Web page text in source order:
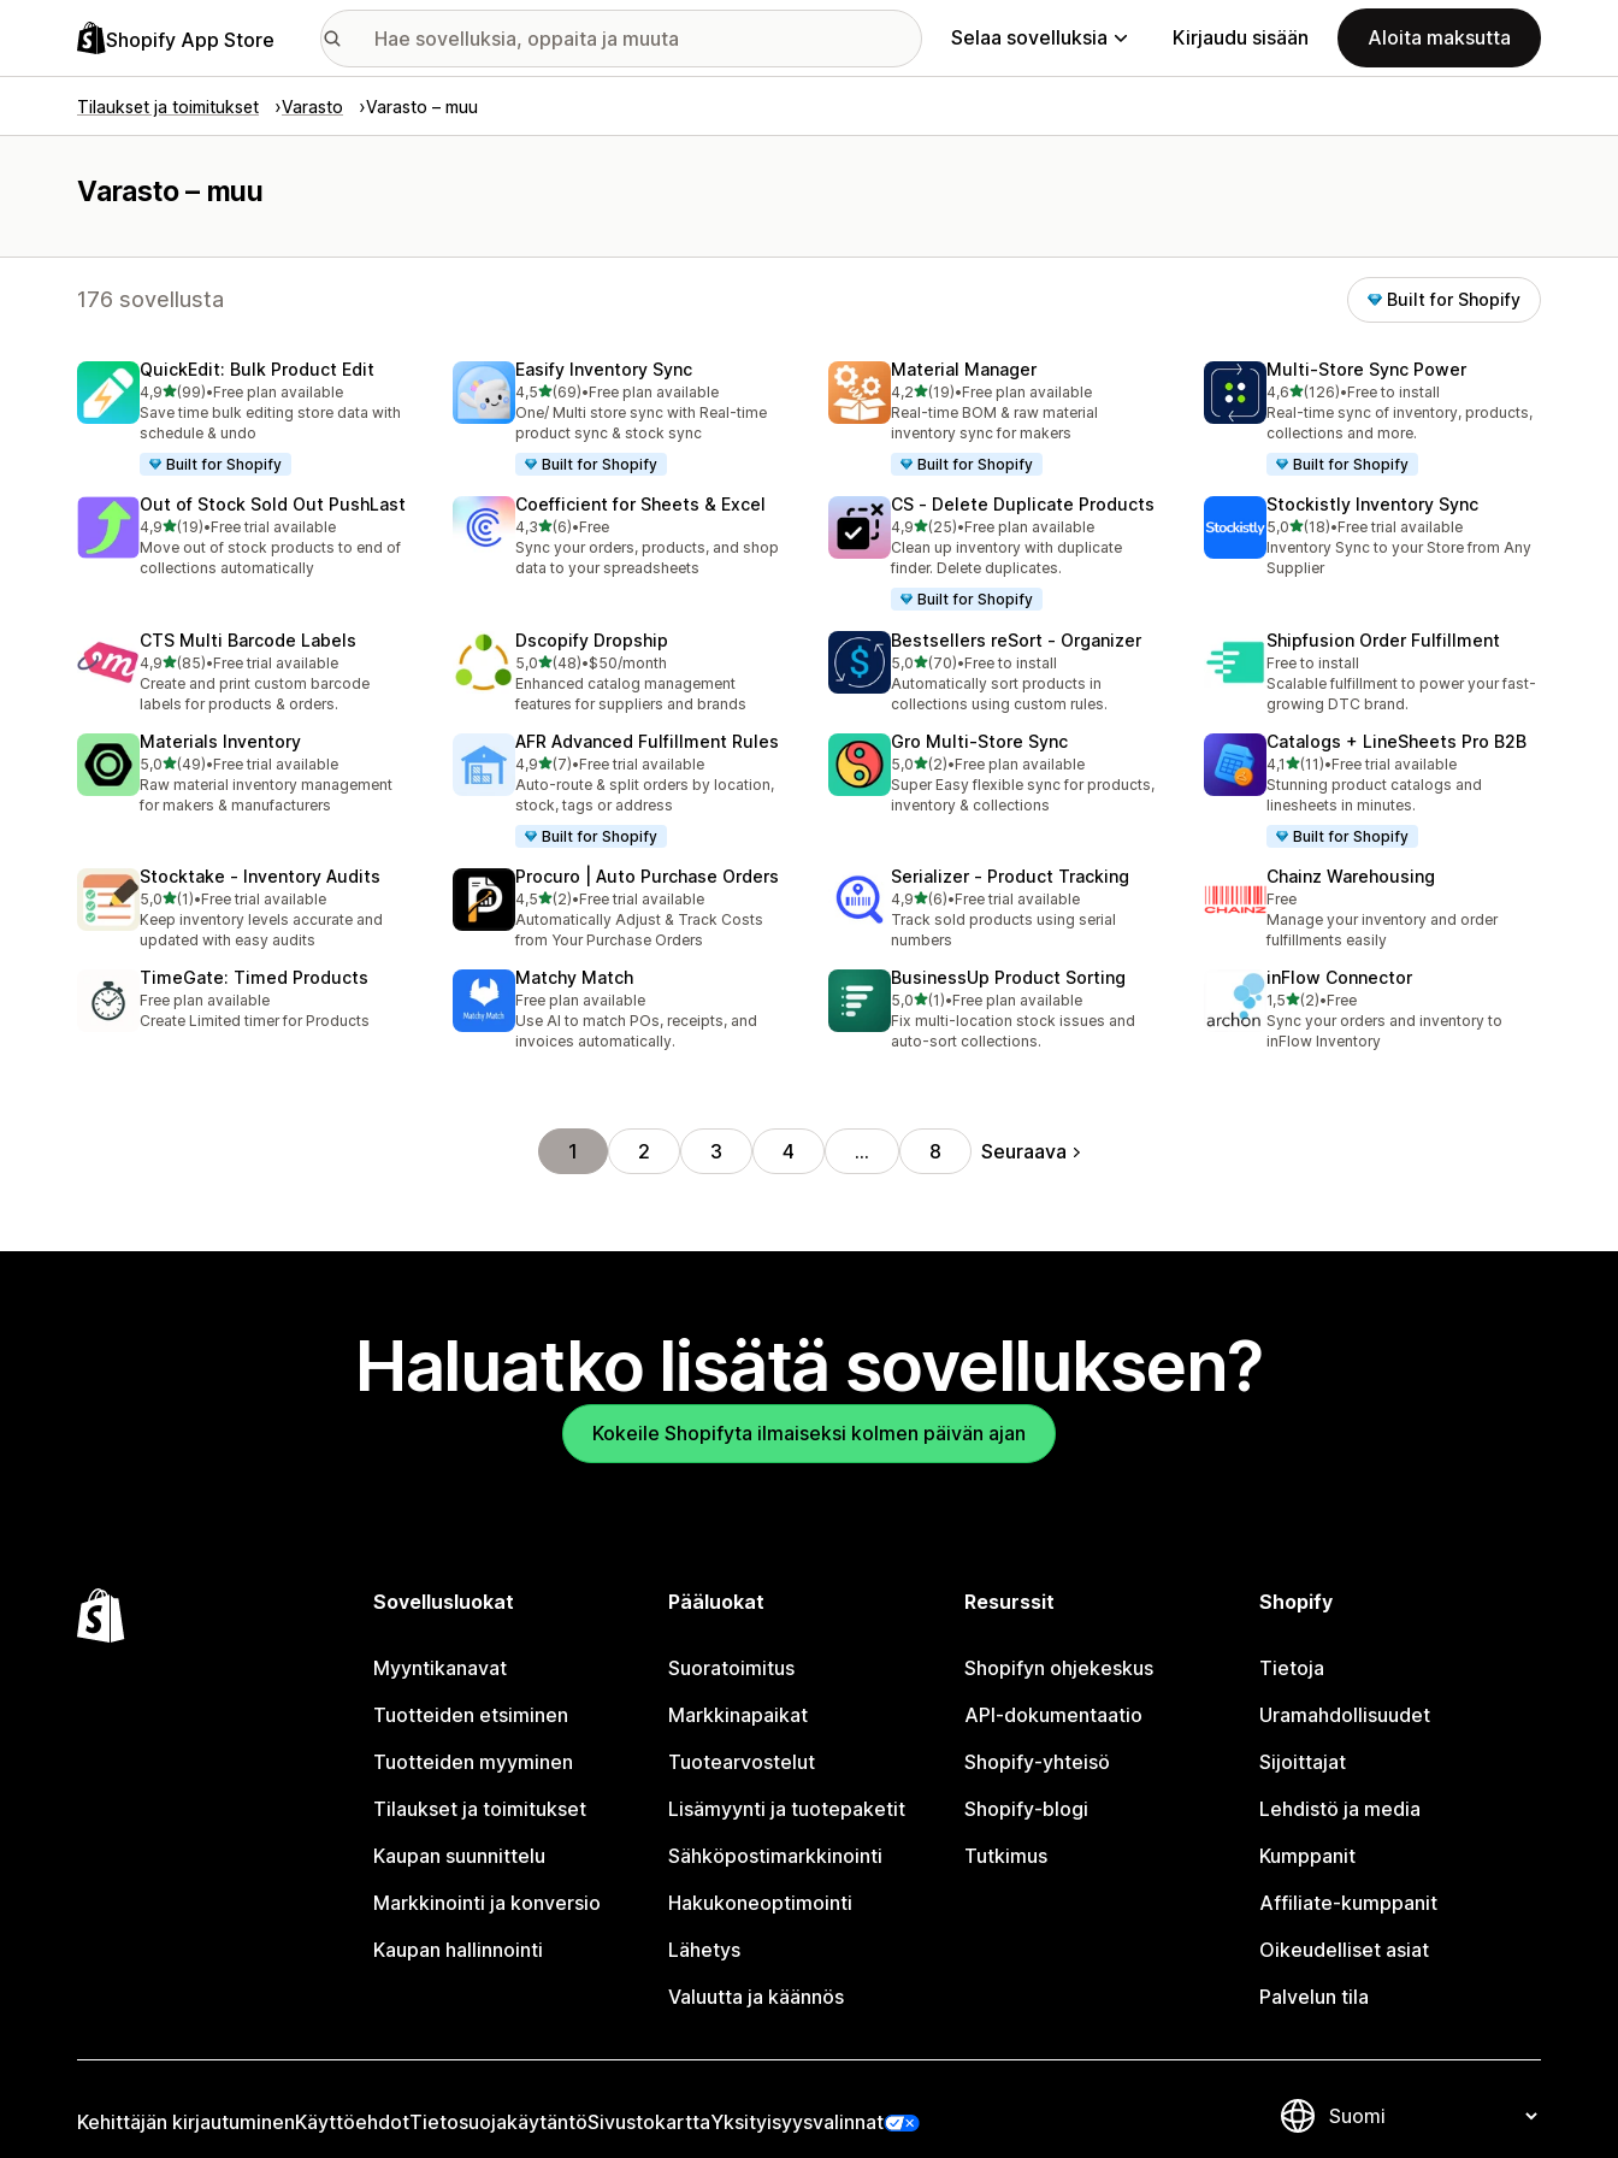
Shopify App Store Selaa sovelluksia Kirjaudu sisään Aloita maksutta
Tilaukset ja toimitukset Varasto Varasto – muu
Varasto – muu
176 sovellusta Built for Shopify
QuickEdit: Bulk Product Edit
4,9/ 5 tähteä
(99)
99 arvostelua yhteensä
•Free plan available
Save time bulk editing store data with
schedule & undo
Built for Shopify
Easify Inventory Sync
4,5/ 5 tähteä
(69)
69 arvostelua yhteensä
•Free plan available
One/ Multi store sync with Real-time
product sync & stock sync
Built for Shopify
Material Manager
4,2/ 5 tähteä
(19)
19 arvostelua yhteensä
•Free plan available
Real-time BOM & raw material
inventory sync for makers
Built for Shopify
Multi‑Store Sync Power
4,6/ 5 tähteä
(126)
126 arvostelua yhteensä
•Free to install
Real-time sync of inventory, products,
collections and more.
Built for Shopify
Out of Stock Sold Out PushLast
4,9/ 5 tähteä
(19)
19 arvostelua yhteensä
•Free trial available
Move out of stock products to end of
collections automatically
Coefficient for Sheets & Excel
4,3/ 5 tähteä
(6)
6 arvostelua yhteensä
•Free
Sync your orders, products, and shop
data to your spreadsheets
CS ‑ Delete Duplicate Products
4,9/ 5 tähteä
(25)
25 arvostelua yhteensä
•Free plan available
Clean up inventory with duplicate
finder. Delete duplicates.
Built for Shopify
Stockistly Inventory Sync
5,0/ 5 tähteä
(18)
18 arvostelua yhteensä
•Free trial available
Inventory Sync to your Store from Any
Supplier
CTS Multi Barcode Labels
4,9/ 5 tähteä
(85)
85 arvostelua yhteensä
•Free trial available
Create and print custom barcode
labels for products & orders.
Dscopify Dropship
5,0/ 5 tähteä
(48)
48 arvostelua yhteensä
•$50/month
Enhanced catalog management
features for suppliers and brands
Bestsellers reSort ‑ Organizer
5,0/ 5 tähteä
(70)
70 arvostelua yhteensä
•Free to install
Automatically sort products in
collections using custom rules.
Shipfusion Order Fulfillment
Free to install
Scalable fulfillment to power your fast-
growing DTC brand.
Materials Inventory
5,0/ 5 tähteä
(49)
49 arvostelua yhteensä
•Free trial available
Raw material inventory management
for makers & manufacturers
AFR Advanced Fulfillment Rules
4,9/ 5 tähteä
(7)
7 arvostelua yhteensä
•Free trial available
Auto-route & split orders by location,
stock, tags or address
Built for Shopify
Gro Multi‑Store Sync
5,0/ 5 tähteä
(2)
2 arvostelua yhteensä
•Free plan available
Super Easy flexible sync for products,
inventory & collections
Catalogs + LineSheets Pro B2B
4,1/ 5 tähteä
(11)
11 arvostelua yhteensä
•Free trial available
Stunning product catalogs and
linesheets in minutes.
Built for Shopify
Stocktake ‑ Inventory Audits
5,0/ 5 tähteä
(1)
1 arvostelua yhteensä
•Free trial available
Keep inventory levels accurate and
updated with easy audits
Procuro | Auto Purchase Orders
4,5/ 5 tähteä
(2)
2 arvostelua yhteensä
•Free trial available
Automatically Adjust & Track Costs
from Your Purchase Orders
Serializer ‑ Product Tracking
4,9/ 5 tähteä
(6)
6 arvostelua yhteensä
•Free trial available
Track sold products using serial
numbers
Chainz Warehousing
Free
Manage your inventory and order
fulfillments easily
TimeGate: Timed Products
Free plan available
Create Limited timer for Products
Matchy Match
Free plan available
Use AI to match POs, receipts, and
invoices automatically.
BusinessUp Product Sorting
5,0/ 5 tähteä
(1)
1 arvostelua yhteensä
•Free plan available
Fix multi-location stock issues and
auto-sort collections.
inFlow Connector
1,5/ 5 tähteä
(2)
2 arvostelua yhteensä
•Free
Sync your orders and inventory to
inFlow Inventory
1 2 3 4 … 8 Seuraava
Haluatko lisätä sovelluksen?
Kokeile Shopifyta ilmaiseksi kolmen päivän ajan
Sovellusluokat
Myyntikanavat
Tuotteiden etsiminen
Tuotteiden myyminen
Tilaukset ja toimitukset
Kaupan suunnittelu
Markkinointi ja konversio
Kaupan hallinnointi
Pääluokat
Suoratoimitus
Markkinapaikat
Tuotearvostelut
Lisämyynti ja tuotepaketit
Sähköpostimarkkinointi
Hakukoneoptimointi
Lähetys
Valuutta ja käännös
Resurssit
Shopifyn ohjekeskus
API-dokumentaatio
Shopify-yhteisö
Shopify-blogi
Tutkimus
Shopify
Tietoja
Uramahdollisuudet
Sijoittajat
Lehdistö ja media
Kumppanit
Affiliate-kumppanit
Oikeudelliset asiat
Palvelun tila
Kehittäjän kirjautuminenKäyttöehdotTietosuojakäytäntöSivustokarttaYksityisyysvalinnat